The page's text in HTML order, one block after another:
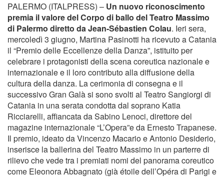
PALERMO (ITALPRESS) – Un nuovo riconoscimento
premia il valore del Corpo di ballo del Teatro Massimo
di Palermo diretto da Jean-Sébastien Colau. Ieri sera,
mercoledì 3 giugno, Martina Pasinotti ha ricevuto a Catania
il “Premio delle Eccellenze della Danza”, istituito per
celebrare i protagonisti della scena coreutica nazionale e
internazionale e il loro contributo alla diffusione della
cultura della danza. La cerimonia di consegna e il
successivo Gran Galà si sono svolti al Teatro Sangiorgi di
Catania in una serata condotta dal soprano Katia
Ricciarelli, affiancata da Sabino Lenoci, direttore del
magazine internazionale “L’Opera”e da Ernesto Trapanese.
Il premio, ideato da Vincenzo Macario e Antonio Desiderio,
inserisce la ballerina del Teatro Massimo in un parterre di
rilievo che vede tra i premiati nomi del panorama coreutico
come Eleonora Abbagnato (già étoile dell’Opéra di Parigi e